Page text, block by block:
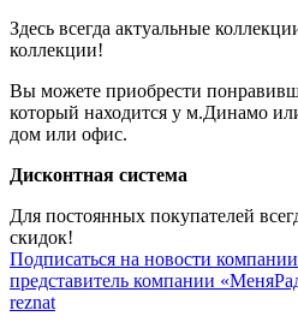
Здесь всегда актуальные
коллекции!
Вы можете приобрести
который находится у м.Динамо
дом или офис.
Дисконтная система
Для постоянных покупателей
скидок!
Подписаться на новости
представитель компании
reznat